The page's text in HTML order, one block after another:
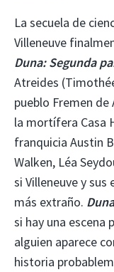
La secuela de
Villeneuve
Duna: Segunda
Atreides
pueblo Fremen
la mortífera Casa
franquicia Austin
Walken, Léa
si Villeneuve y
más extraño. Duna
si hay una escena
alguien aparece
historia